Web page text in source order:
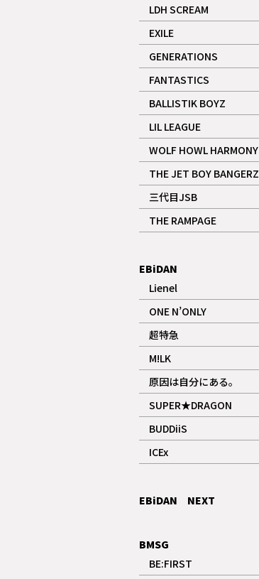
LDH SCREAM
記事
EXILE
記事
GENERATIONS
記事
FANTASTICS
記事
BALLISTIK BOYZ
記事
LIL LEAGUE
記事
WOLF HOWL HARMONY
記事
THE JET BOY BANGERZ
記事
三代目JSB
記事
THE RAMPAGE
記事
EBiDAN
Lienel
記事
ONE N’ONLY
記事
超特急
記事
ギャラリー
M!LK
記事
原因は自分にある。
記事
SUPER★DRAGON
記事
BUDDiiS
記事
ICEx
記事
EBiDAN NEXT
BMSG
BE:FIRST